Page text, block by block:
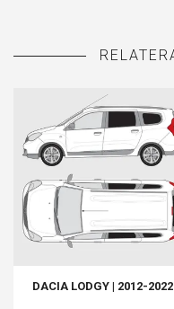
DACIA LODGY | 2012-2022